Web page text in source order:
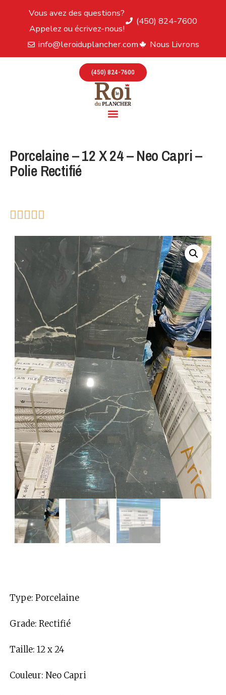
Vous avez des questions?
Appelez ou écrivez-nous!
(450) 824-7600
info@leroiduplancher.com Nous Livrons
(450) 824-7600
Porcelaine – 12 X 24 – Neo Capri –
Polie Rectifié

Type: Porcelaine
Grade: Rectifié
Taille: 12 x 24
Couleur: Neo Capri